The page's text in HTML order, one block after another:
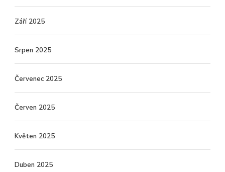
Září 2025
Srpen 2025
Červenec 2025
Červen 2025
Květen 2025
Duben 2025